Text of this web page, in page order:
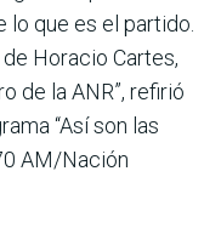
que es el partido.
Horacio Cartes,
de la ANR”, refirió
“Así son las
AM/Nación